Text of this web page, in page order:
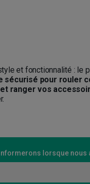
et fonctionnalité : le
sécurisé pour rouler
et ranger vos
lorsque nous